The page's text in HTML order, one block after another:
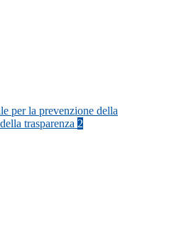
per la prevenzione della
trasparenza 2